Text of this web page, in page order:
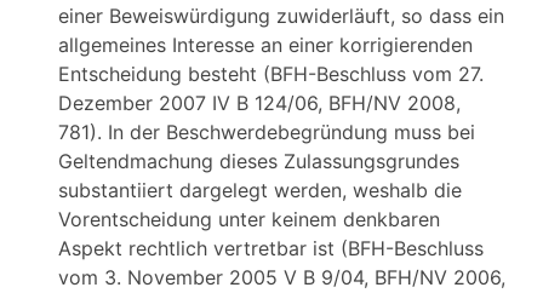
einer Beweiswürdigung zuwiderläuft, so dass ein
allgemeines Interesse an einer korrigierenden
Entscheidung besteht (BFH-Beschluss vom 27.
Dezember 2007 IV B 124/06, BFH/NV 2008,
781). In der Beschwerdebegründung muss bei
Geltendmachung dieses Zulassungsgrundes
substantiiert dargelegt werden, weshalb die
Vorentscheidung unter keinem denkbaren
Aspekt rechtlich vertretbar ist (BFH-Beschluss
vom 3. November 2005 V B 9/04, BFH/NV 2006,